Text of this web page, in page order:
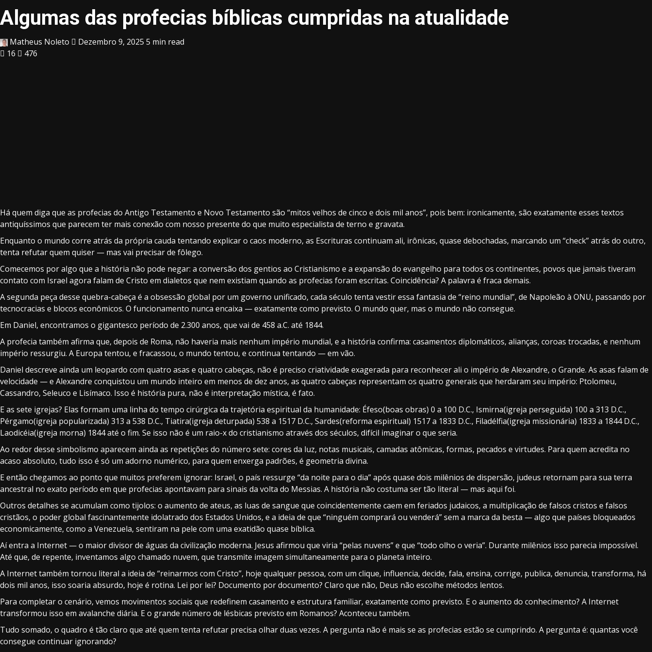
Algumas das profecias bíblicas cumpridas na atualidade
Matheus Noleto Dezembro 9, 2025 5 min read
16
476
Há quem diga que as profecias do Antigo Testamento e Novo Testamento são “mitos velhos de cinco e dois mil anos”, pois bem: ironicamente, são exatamente esses textos
antiquíssimos que parecem ter mais conexão com nosso presente do que muito especialista de terno e gravata.
Enquanto o mundo corre atrás da própria cauda tentando explicar o caos moderno, as Escrituras continuam ali, irônicas, quase debochadas, marcando um “check” atrás do outro,
tenta refutar quem quiser — mas vai precisar de fôlego.
Comecemos por algo que a história não pode negar: a conversão dos gentios ao Cristianismo e a expansão do evangelho para todos os continentes, povos que jamais tiveram
contato com Israel agora falam de Cristo em dialetos que nem existiam quando as profecias foram escritas. Coincidência? A palavra é fraca demais.
A segunda peça desse quebra-cabeça é a obsessão global por um governo unificado, cada século tenta vestir essa fantasia de “reino mundial”, de Napoleão à ONU, passando por
tecnocracias e blocos econômicos. O funcionamento nunca encaixa — exatamente como previsto. O mundo quer, mas o mundo não consegue.
Em Daniel, encontramos o gigantesco período de 2.300 anos, que vai de 458 a.C. até 1844.
A profecia também afirma que, depois de Roma, não haveria mais nenhum império mundial, e a história confirma: casamentos diplomáticos, alianças, coroas trocadas, e nenhum
império ressurgiu. A Europa tentou, e fracassou, o mundo tentou, e continua tentando — em vão.
Daniel descreve ainda um leopardo com quatro asas e quatro cabeças, não é preciso criatividade exagerada para reconhecer ali o império de Alexandre, o Grande. As asas falam de
velocidade — e Alexandre conquistou um mundo inteiro em menos de dez anos, as quatro cabeças representam os quatro generais que herdaram seu império: Ptolomeu,
Cassandro, Seleuco e Lisímaco. Isso é história pura, não é interpretação mística, é fato.
E as sete igrejas? Elas formam uma linha do tempo cirúrgica da trajetória espiritual da humanidade: Éfeso(boas obras) 0 a 100 D.C., Ismirna(igreja perseguida) 100 a 313 D.C.,
Pérgamo(igreja popularizada) 313 a 538 D.C., Tiatira(igreja deturpada) 538 a 1517 D.C., Sardes(reforma espiritual) 1517 a 1833 D.C., Filadélfia(igreja missionária) 1833 a 1844 D.C.,
Laodicéia(igreja morna) 1844 até o fim. Se isso não é um raio-x do cristianismo através dos séculos, difícil imaginar o que seria.
Ao redor desse simbolismo aparecem ainda as repetições do número sete: cores da luz, notas musicais, camadas atômicas, formas, pecados e virtudes. Para quem acredita no
acaso absoluto, tudo isso é só um adorno numérico, para quem enxerga padrões, é geometria divina.
E então chegamos ao ponto que muitos preferem ignorar: Israel, o país ressurge “da noite para o dia” após quase dois milênios de dispersão, judeus retornam para sua terra
ancestral no exato período em que profecias apontavam para sinais da volta do Messias. A história não costuma ser tão literal — mas aqui foi.
Outros detalhes se acumulam como tijolos: o aumento de ateus, as luas de sangue que coincidentemente caem em feriados judaicos, a multiplicação de falsos cristos e falsos
cristãos, o poder global fascinantemente idolatrado dos Estados Unidos, e a ideia de que “ninguém comprará ou venderá” sem a marca da besta — algo que países bloqueados
economicamente, como a Venezuela, sentiram na pele com uma exatidão quase bíblica.
Aí entra a Internet — o maior divisor de águas da civilização moderna. Jesus afirmou que viria “pelas nuvens” e que “todo olho o veria”. Durante milênios isso parecia impossível.
Até que, de repente, inventamos algo chamado nuvem, que transmite imagem simultaneamente para o planeta inteiro.
A Internet também tornou literal a ideia de “reinarmos com Cristo”, hoje qualquer pessoa, com um clique, influencia, decide, fala, ensina, corrige, publica, denuncia, transforma, há
dois mil anos, isso soaria absurdo, hoje é rotina. Lei por lei? Documento por documento? Claro que não, Deus não escolhe métodos lentos.
Para completar o cenário, vemos movimentos sociais que redefinem casamento e estrutura familiar, exatamente como previsto. E o aumento do conhecimento? A Internet
transformou isso em avalanche diária. E o grande número de lésbicas previsto em Romanos? Aconteceu também.
Tudo somado, o quadro é tão claro que até quem tenta refutar precisa olhar duas vezes. A pergunta não é mais se as profecias estão se cumprindo. A pergunta é: quantas você
consegue continuar ignorando?